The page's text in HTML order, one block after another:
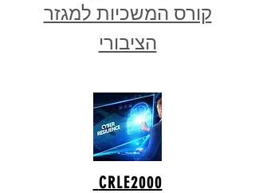
קורס המשכיות למגזר
הציבורי
CRLE2000